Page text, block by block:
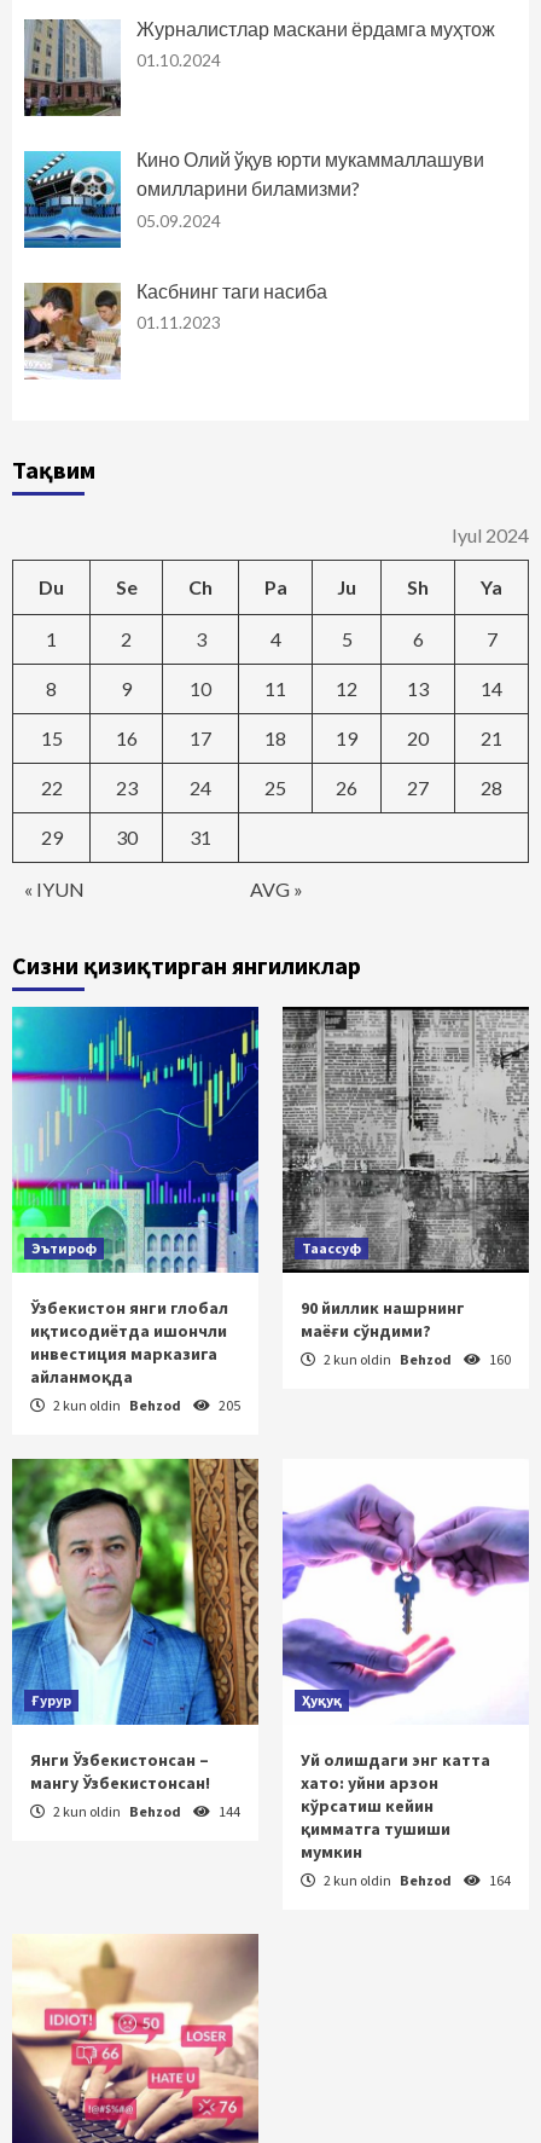
Журналистлар маскани ёрдамга муҳтож
01.10.2024
Кино Олий ўқув юрти мукаммаллашуви
омилларини биламизми?
05.09.2024
Касбнинг таги насиба
01.11.2023
Тақвим
Iyul 2024
Du Se Ch Pa Ju Sh Ya
« IYUN AVG »
1 2 3 4 5 6 7
8 9 10 11 12 13 14
15 16 17 18 19 20 21
22 23 24 25 26 27 28
29 30 31
Сизни қизиқтирган янгиликлар
Эътироф
Ўзбекистон янги глобал
иқтисодиётда ишончли
инвестиция марказига
айланмоқда
2 kun oldin Behzod 205
Таассуф
90 йиллик нашрнинг
маёғи сўндими?
2 kun oldin Behzod 160
Ғурур
Янги Ўзбекистонсан –
мангу Ўзбекистонсан!
2 kun oldin Behzod 144
Ҳуқуқ
Уй олишдаги энг катта
хато: уйни арзон
кўрсатиш кейин
қимматга тушиши
мумкин
2 kun oldin Behzod 164